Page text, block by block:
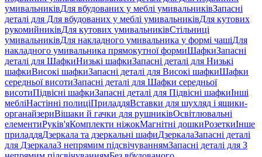
умивальниківДля вбудованих у меблі умивальниківЗапасні
деталі для Для вбудованих у меблі умивальниківДля кутових
рукомийниківДля кутових умивальниківСтільниці
умивальниківДля накладного умивальника у формі чашіДля
накладного умивальника прямокутної формиШафкиЗапасні
деталі для ШафкиНизькі шафкиЗапасні деталі для Низькі
шафкиВисокі шафкиЗапасні деталі для Високі шафкиШафки
середньої висотиЗапасні деталі для Шафки середньої
висотиПідвісні шафкиЗапасні деталі для Підвісні шафкиІнші
мебліНастінні полиціПриладдяВставки для шухляд і ящики-
органайзериВішаки й гачки для рушниківОсвітлювальні
елементиРуків'яКомплекти ніжокМагнітні дошкиРозеткиІнше
приладдяДзеркала та дзеркальні шафиДзеркалаЗапасні деталі
для ДзеркалаЗ непрямим підсвічуваннямЗапасні деталі для З